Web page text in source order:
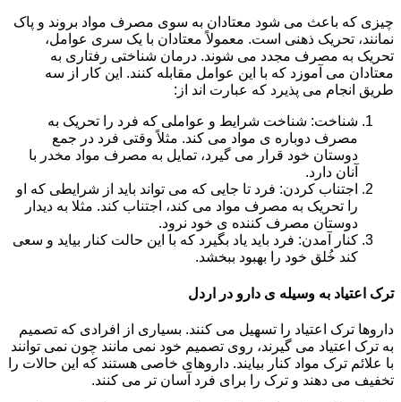
چیزی که باعث می شود معتادان به سوی مصرف مواد بروند و پاک
نمانند، تحریک ذهنی است. معمولاً معتادان با یک سری عوامل،
تحریک به مصرف مجدد می شوند. درمان شناختی رفتاری به
معتادان می آموزد که با این عوامل مقابله کنند. این کار از سه
طریق انجام می پذیرد که عبارت اند از:
شناخت: شناخت شرایط و عواملی که فرد را تحریک به
مصرف دوباره ی مواد می کند. مثلاً وقتی فرد در جمع
دوستان خود قرار می گیرد، تمایل به مصرف مواد مخدر با
آنان دارد.
اجتناب کردن: فرد تا جایی که می تواند باید از شرایطی که او
را تحریک به مصرف مواد می کند، اجتناب کند. مثلا به دیدار
دوستان مصرف کننده ی خود نرود.
کنار آمدن: فرد باید یاد بگیرد که با این حالت کنار بیاید و سعی
کند خُلق خود را بهبود ببخشد.
ترک اعتیاد به وسیله ی دارو در اردل
داروها ترک اعتیاد را تسهیل می کنند. بسیاری از افرادی که تصمیم
به ترک اعتیاد می گیرند، روی تصمیم خود نمی مانند چون نمی توانند
با علائم ترک مواد کنار بیایند. داروهای خاصی هستند که این حالات را
تخفیف می دهند و ترک را برای فرد آسان تر می کنند.